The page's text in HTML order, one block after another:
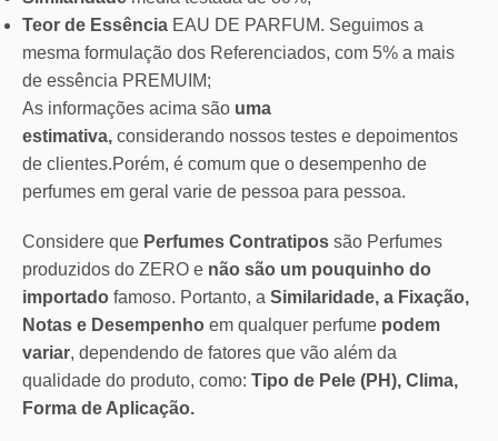
Teor de Essência EAU DE PARFUM. Seguimos a
mesma formulação dos Referenciados, com 5% a mais
de essência PREMUIM;
As informações acima são uma
estimativa, considerando nossos testes e depoimentos
de clientes.Porém, é comum que o desempenho de
perfumes em geral varie de pessoa para pessoa.
Considere que Perfumes Contratipos são Perfumes
produzidos do ZERO e não são um pouquinho do
importado famoso. Portanto, a Similaridade, a Fixação,
Notas e Desempenho em qualquer perfume podem
variar, dependendo de fatores que vão além da
qualidade do produto, como: Tipo de Pele (PH), Clima,
Forma de Aplicação.